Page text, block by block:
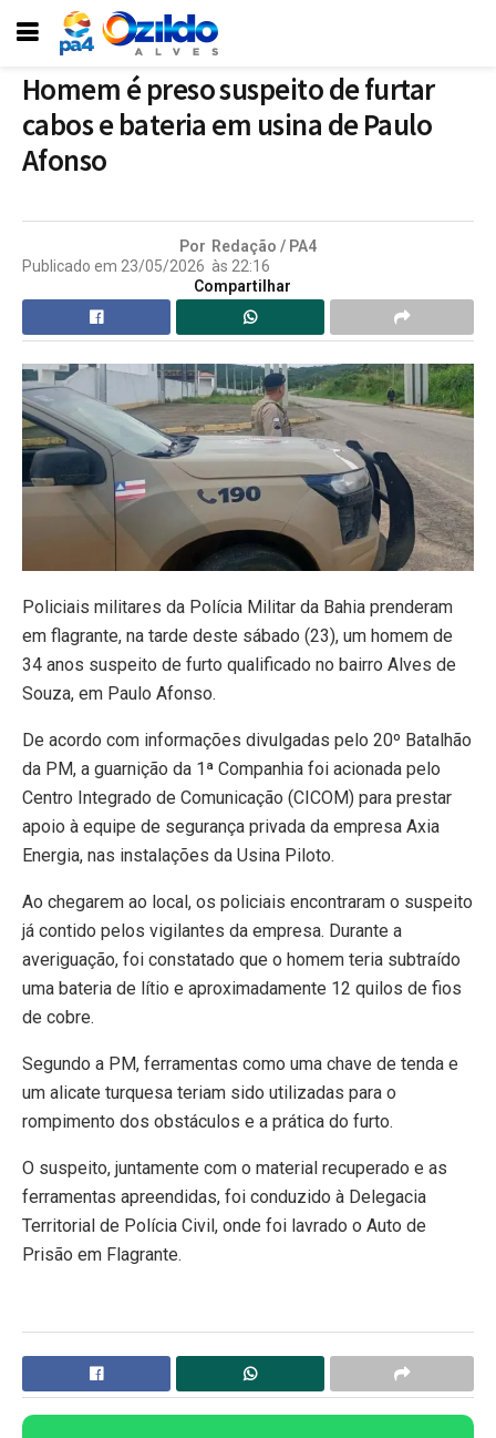
Homem é preso suspeito de furtar
cabos e bateria em usina de Paulo
Afonso
Por Redação / PA4
Publicado em 23/05/2026 às 22:16
Compartilhar
Policiais militares da Polícia Militar da Bahia prenderam
em flagrante, na tarde deste sábado (23), um homem de
34 anos suspeito de furto qualificado no bairro Alves de
Souza, em Paulo Afonso.
De acordo com informações divulgadas pelo 20º Batalhão
da PM, a guarnição da 1ª Companhia foi acionada pelo
Centro Integrado de Comunicação (CICOM) para prestar
apoio à equipe de segurança privada da empresa Axia
Energia, nas instalações da Usina Piloto.
Ao chegarem ao local, os policiais encontraram o suspeito
já contido pelos vigilantes da empresa. Durante a
averiguação, foi constatado que o homem teria subtraído
uma bateria de lítio e aproximadamente 12 quilos de fios
de cobre.
Segundo a PM, ferramentas como uma chave de tenda e
um alicate turquesa teriam sido utilizadas para o
rompimento dos obstáculos e a prática do furto.
O suspeito, juntamente com o material recuperado e as
ferramentas apreendidas, foi conduzido à Delegacia
Territorial de Polícia Civil, onde foi lavrado o Auto de
Prisão em Flagrante.